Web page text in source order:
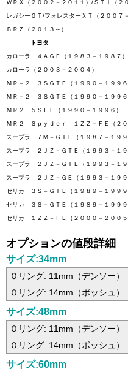
ＷＲＸ（２００２－２０１１）/ＳＴＩ（２
レガシーＧＴ/フォレスターＸＴ（２００７
ＢＲＺ（２０１３～）
トヨタ
カローラ ４ＡＧＥ（１９８３－１９８７）
カローラ（２００３－２００４）
ＭＲ－２ ３ＳＧＴＥ（１９９０－１９９
ＭＲ－２ ３ＳＧＴＥ（１９９０－１９９
ＭＲ２ ５ＳＦＥ（１９９０－１９９６）
ＭＲ２ Ｓｐｙｄｅｒ １ＺＺ－ＦＥ（２０
スープラ ７Ｍ－ＧＴＥ（１９８７－１９９
スープラ ２ＪＺ－ＧＴＥ（１９９３－１
スープラ ２ＪＺ－ＧＴＥ（１９９３－１
スープラ ２ＪＺ－ＧＥ（１９９３－１９９
セリカ ３Ｓ－ＧＴＥ（１９８９－１９９
セリカ ３Ｓ－ＧＴＥ（１９８９－１９９
セリカ １ＺＺ－ＦＥ（２０００－２００５
オプションの値段詳細
サイズ:34mm
Ｏリング: 11mm（デンソー）
Ｏリング: 14mm（ボッシュ）
サイズ:48mm
Ｏリング: 11mm（デンソー）
Ｏリング: 14mm（ボッシュ）
サイズ:60mm